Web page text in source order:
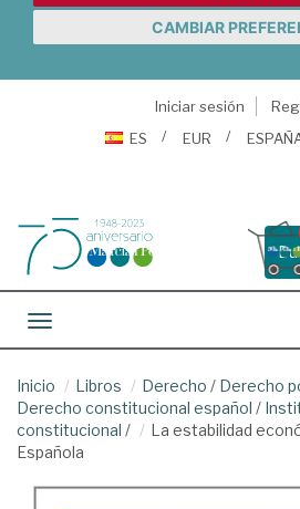
CAMBIAR
Iniciar sesión
ES
EUR
Toggle navigation
Inicio Libros Derecho / Derecho
Derecho constitucional español /
constitucional /
La estabilidad
Española